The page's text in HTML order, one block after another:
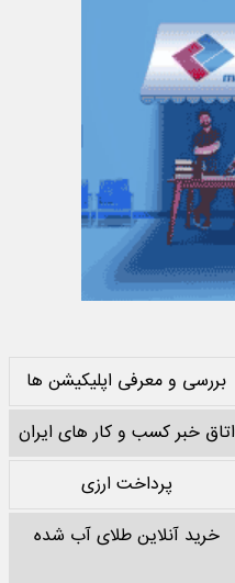
بررسی و معرفی اپلیکیشن ها
اتاق خبر کسب و کار های ایران
پرداخت ارزی
خرید آنلاین طلای آب شده